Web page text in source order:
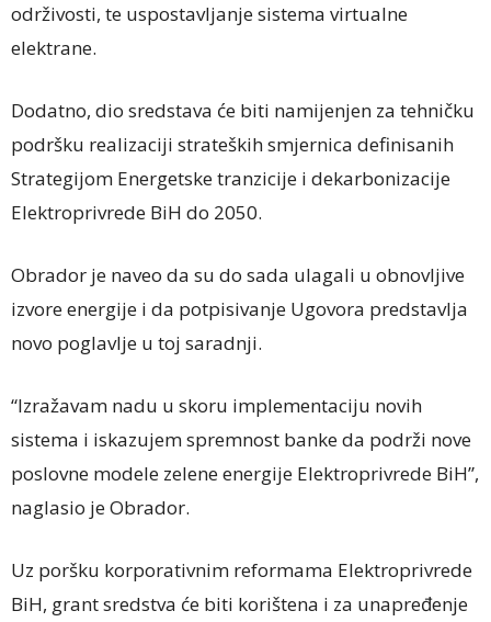
održivosti, te uspostavljanje sistema virtualne
elektrane.
Dodatno, dio sredstava će biti namijenjen za tehničku
podršku realizaciji strateških smjernica definisanih
Strategijom Energetske tranzicije i dekarbonizacije
Elektroprivrede BiH do 2050.
Obrador je naveo da su do sada ulagali u obnovljive
izvore energije i da potpisivanje Ugovora predstavlja
novo poglavlje u toj saradnji.
“Izražavam nadu u skoru implementaciju novih
sistema i iskazujem spremnost banke da podrži nove
poslovne modele zelene energije Elektroprivrede BiH”,
naglasio je Obrador.
Uz poršku korporativnim reformama Elektroprivrede
BiH, grant sredstva će biti korištena i za unapređenje